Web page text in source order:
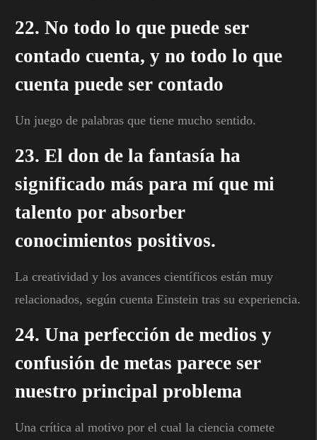
22. No todo lo que puede ser
contado cuenta, y no todo lo que
cuenta puede ser contado
Un juego de palabras que tiene mucho sentido.
23. El don de la fantasía ha
significado más para mí que mi
talento por absorber
conocimientos positivos.
La creatividad y los avances científicos están muy
relacionados, según cuenta Einstein tras su experiencia.
24. Una perfección de medios y
confusión de metas parece ser
nuestro principal problema
Una crítica al motivo por el cual la ciencia comete